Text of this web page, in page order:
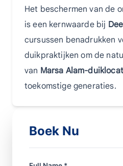
Het beschermen van de
is een kernwaarde bij
cursussen benadrukken
duikpraktijken om de
van Marsa Alam-
toekomstige generaties.
Boek Nu